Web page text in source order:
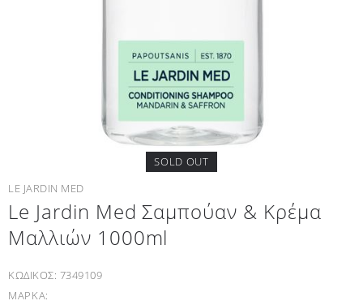
SOLD OUT
LE JARDIN MED
Le Jardin Med Σαμπούαν & Κρέμα
Μαλλιών 1000ml
ΚΩΔΙΚΟΣ: 7349109
ΜΑΡΚΑ: